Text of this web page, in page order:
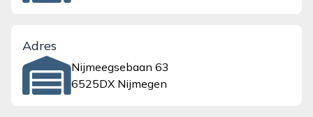
Adres
Nijmeegsebaan 63
6525DX Nijmegen